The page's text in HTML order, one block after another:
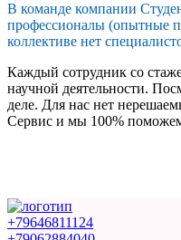
В команде компании
профессионалы (опытные
коллективе нет
Каждый сотрудник со
научной деятельности.
деле. Для нас нет
Сервис и мы 100%
+79646811124